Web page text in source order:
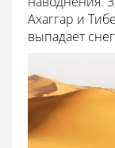
Ахаггар и
выпадает